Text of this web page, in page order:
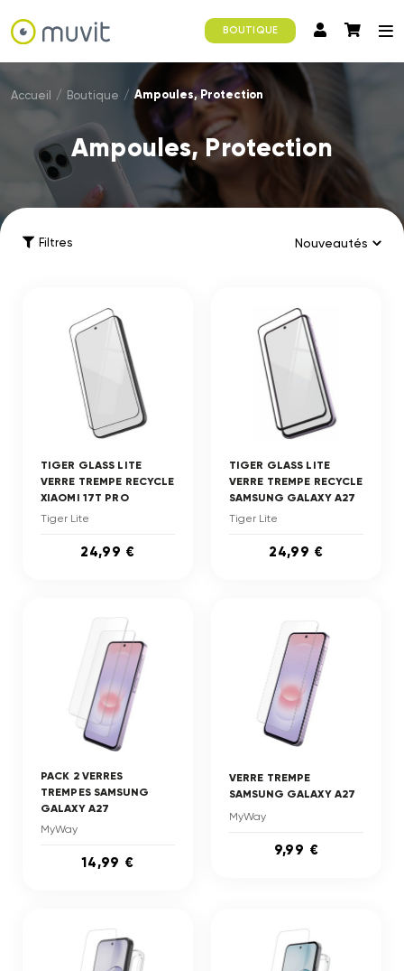
BOUTIQUE
Accueil / Boutique / Ampoules, Protection
Ampoules, Protection
Filtres
TIGER GLASS LITE
VERRE TREMPE RECYCLE
XIAOMI 17T PRO
Tiger Lite
24,99 €
TIGER GLASS LITE
VERRE TREMPE RECYCLE
SAMSUNG GALAXY A27
Tiger Lite
24,99 €
PACK 2 VERRES
TREMPES SAMSUNG
GALAXY A27
MyWay
14,99 €
VERRE TREMPE
SAMSUNG GALAXY A27
MyWay
9,99 €